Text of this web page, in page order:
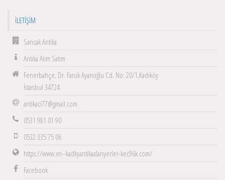
İLETIŞIM
Sancak Antika
Antika Alım Satım
Fenerbahçe, Dr. Faruk Ayanoğlu Cd. No: 20/1,Kadıköy
İstanbul 34724
antikaci77@gmail.com
0531 981 01 90
0532 335 75 06
https://www.xn--kadkyantikaalanyerler-kec96k.com/
Facebook